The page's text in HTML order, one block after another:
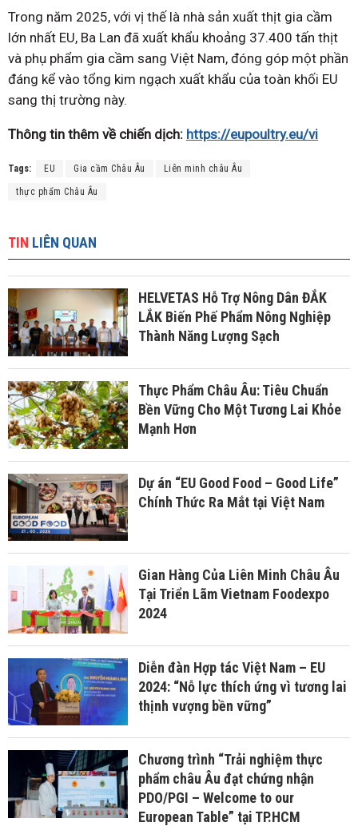
Trong năm 2025, với vị thế là nhà sản xuất thịt gia cầm
lớn nhất EU, Ba Lan đã xuất khẩu khoảng 37.400 tấn thịt
và phụ phẩm gia cầm sang Việt Nam, đóng góp một phần
đáng kể vào tổng kim ngạch xuất khẩu của toàn khối EU
sang thị trường này.
Thông tin thêm về chiến dịch: https://eupoultry.eu/vi
Tags: EU Gia cầm Châu Âu Liên minh châu Âu
thực phẩm Châu Âu
TIN LIÊN QUAN
HELVETAS Hỗ Trợ Nông Dân ĐẮK
LẮK Biến Phế Phẩm Nông Nghiệp
Thành Năng Lượng Sạch
Thực Phẩm Châu Âu: Tiêu Chuẩn
Bền Vững Cho Một Tương Lai Khỏe
Mạnh Hơn
Dự án “EU Good Food – Good Life”
Chính Thức Ra Mắt tại Việt Nam
Gian Hàng Của Liên Minh Châu Âu
Tại Triển Lãm Vietnam Foodexpo
2024
Diễn đàn Hợp tác Việt Nam – EU
2024: “Nỗ lực thích ứng vì tương lai
thịnh vượng bền vững”
Chương trình “Trải nghiệm thực
phẩm châu Âu đạt chứng nhận
PDO/PGI – Welcome to our
European Table” tại TP.HCM